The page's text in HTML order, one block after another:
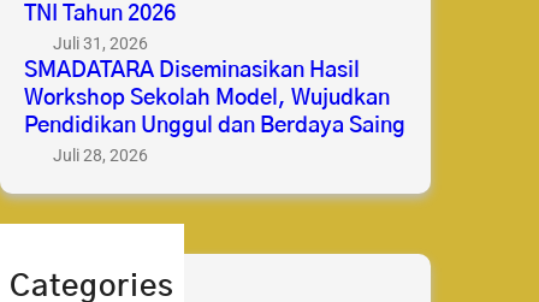
TNI Tahun 2026
Juli 31, 2026
SMADATARA Diseminasikan Hasil
Workshop Sekolah Model, Wujudkan
Pendidikan Unggul dan Berdaya Saing
Juli 28, 2026
Categories